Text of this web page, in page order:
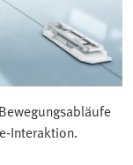
Interaktion.